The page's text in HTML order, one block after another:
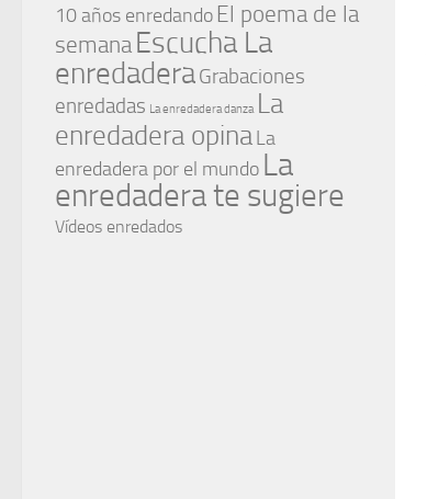
10 años enredando El poema de la
semana Escucha La
enredaderaGrabaciones
enredadas La enredadera danza La
enredadera opina La
enredadera por el mundo La
enredadera te sugiere
Vídeos enredados